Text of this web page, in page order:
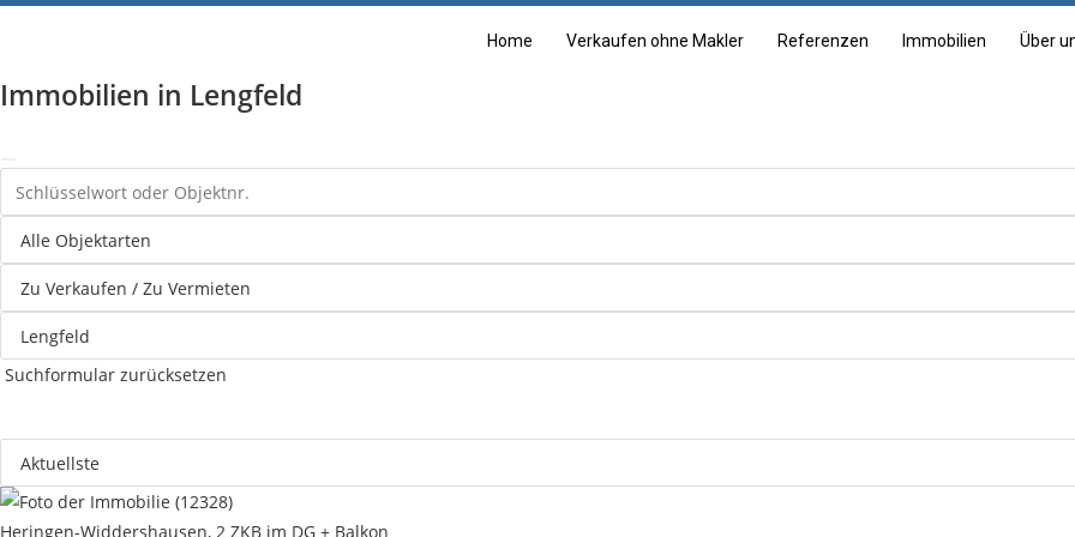
Home Verkaufen ohne Makler Referenzen Immobilien Über
Immobilien in Lengfeld
Suchformular zurücksetzen
Heringen-Widdershausen, 2 ZKB im DG + Balkon